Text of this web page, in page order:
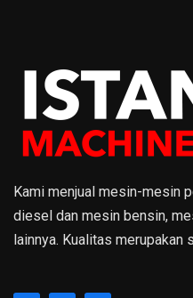
Kami menjual mesin-mesin
diesel dan mesin bensin,
lainnya. Kualitas merupakan